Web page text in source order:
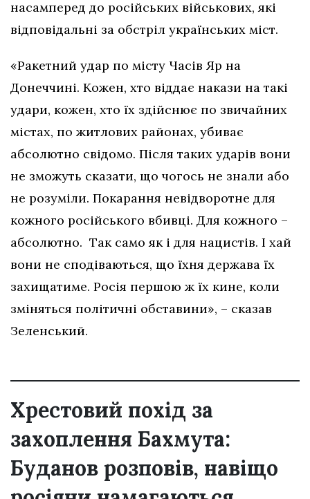
насамперед до російських військових, які
відповідальні за обстріл українських міст.
«Ракетний удар по місту Часів Яр на
Донеччині. Кожен, хто віддає накази на такі
удари, кожен, хто їх здійснює по звичайних
містах, по житлових районах, убиває
абсолютно свідомо. Після таких ударів вони
не зможуть сказати, що чогось не знали або
не розуміли. Покарання невідворотне для
кожного російського вбивці. Для кожного –
абсолютно. Так само як і для нацистів. І хай
вони не сподіваються, що їхня держава їх
захищатиме. Росія першою ж їх кине, коли
зміняться політичні обставини», – сказав
Зеленський.
Хрестовий похід за
захоплення Бахмута:
Буданов розповів, навіщо